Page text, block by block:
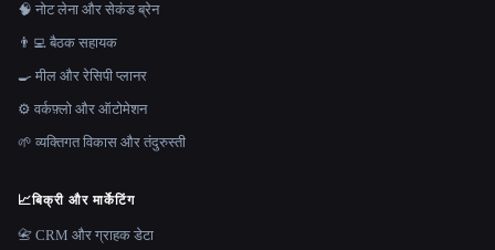
🧠 नोट लेना और सेकंड ब्रेन
👨‍💻 बैठक सहायक
🍳 मील और रेसिपी प्लानर
⚙️ वर्कफ़्लो और ऑटोमेशन
🌱 व्यक्तिगत विकास और तंदुरुस्ती
📈बिक्री और मार्केटिंग
📇 CRM और ग्राहक डेटा